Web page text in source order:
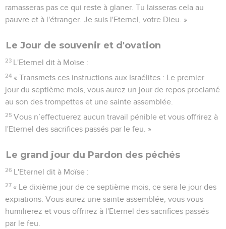
ramasseras pas ce qui reste à glaner. Tu laisseras cela au
pauvre et à l'étranger. Je suis l'Eternel, votre Dieu. »
Le Jour de souvenir et d'ovation
23 L'Eternel dit à Moïse :
24 « Transmets ces instructions aux Israélites : Le premier
jour du septième mois, vous aurez un jour de repos proclamé
au son des trompettes et une sainte assemblée.
25 Vous n’effectuerez aucun travail pénible et vous offrirez à
l'Eternel des sacrifices passés par le feu. »
Le grand jour du Pardon des péchés
26 L'Eternel dit à Moïse :
27 « Le dixième jour de ce septième mois, ce sera le jour des
expiations. Vous aurez une sainte assemblée, vous vous
humilierez et vous offrirez à l'Eternel des sacrifices passés
par le feu.